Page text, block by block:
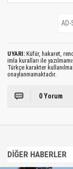
UYARI: Küfür, hakaret,
imla kuralları ile
Türkçe karakter
onaylanmamaktadır.
0 Yorum
DİĞER HABERLER